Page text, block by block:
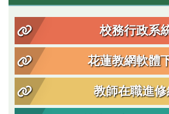
校務行政系
花蓮教網軟體
教師在職進修